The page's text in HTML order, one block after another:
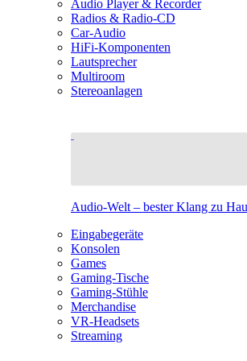
Audio Player & Recorder
Radios & Radio-CD
Car-Audio
HiFi-Komponenten
Lautsprecher
Multiroom
Stereoanlagen
Audio-Welt – bester Klang zu
Eingabegeräte
Konsolen
Games
Gaming-Tische
Gaming-Stühle
Merchandise
VR-Headsets
Streaming